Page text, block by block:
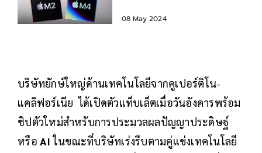
?
08 May 2024
บริษัทยักษ์ใหญ่ด้านเทคโนโลยีจากคูเปอร์ติโน-
แคลิฟอร์เนีย ได้เปิดตัวแท็บเล็ตเมื่อวันอังคารพร้อม
ชิปตัวใหม่สำหรับการประมวลผลปัญญาประดิษฐ์
หรือ AI ในขณะที่บริษัทเร่งรีบตามคู่แข่งเทคโนโลยี